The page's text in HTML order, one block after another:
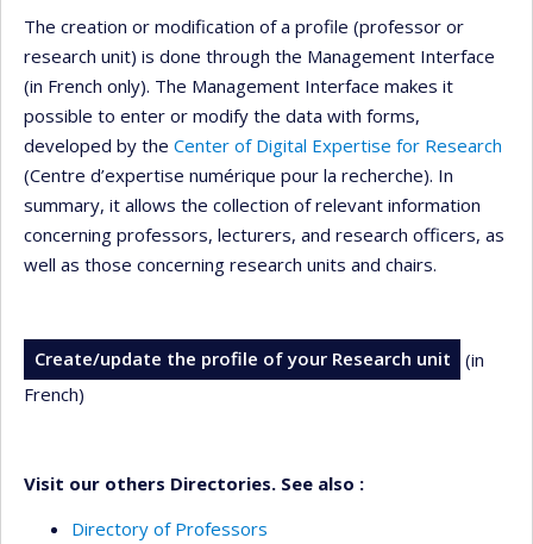
The creation or modification of a profile (professor or
research unit) is done through the Management Interface
(in French only). The Management Interface makes it
possible to enter or modify the data with forms,
developed by the Center of Digital Expertise for Research
(Centre d’expertise numérique pour la recherche). In
summary, it allows the collection of relevant information
concerning professors, lecturers, and research officers, as
well as those concerning research units and chairs.
Create/update the profile of your Research unit
(in
French)
Visit our others Directories. See also :
Directory of Professors